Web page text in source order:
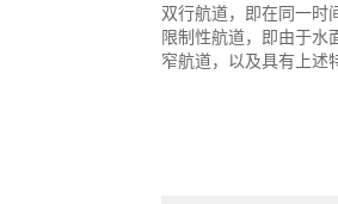
双行航道，即在同一时
限制性航道，即由于水
窄航道，以及具有上述